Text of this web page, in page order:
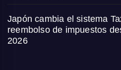
Japón cambia el sistema
reembolso de impuestos
2026